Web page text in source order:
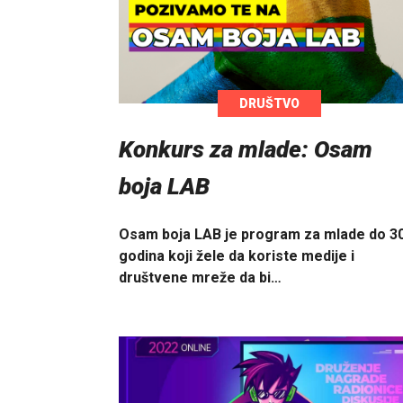
DRUŠTVO
Konkurs za mlade: Osam
boja LAB
Osam boja LAB je program za mlade do
godina koji žele da koriste medije i
društvene mreže da bi…